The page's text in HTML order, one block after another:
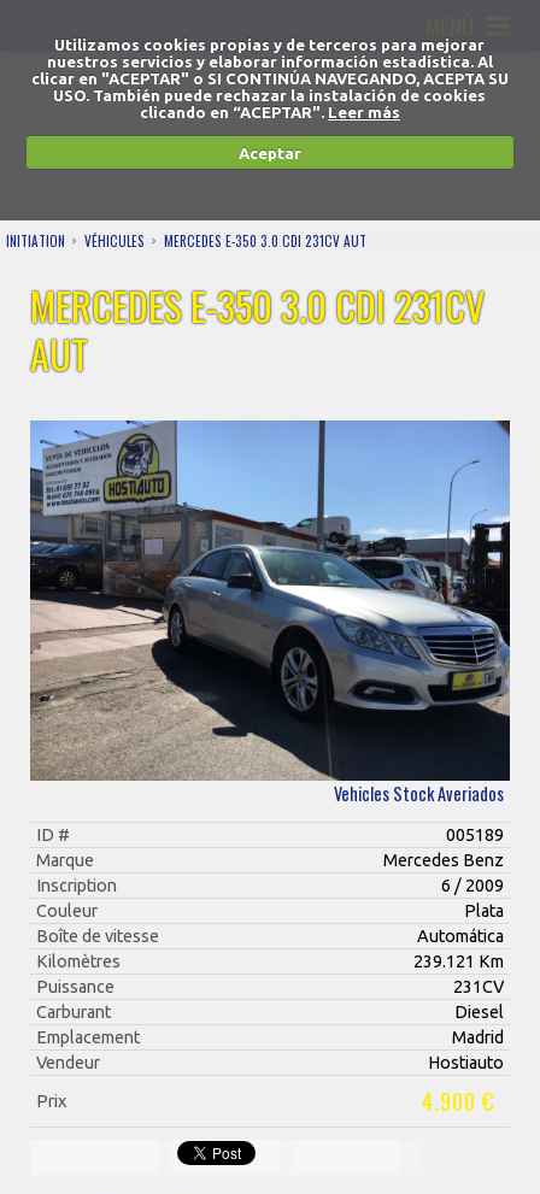
Utilizamos cookies propias y de terceros para mejorar
nuestros servicios y elaborar información estadística. Al
clicar en "ACEPTAR" o SI CONTINÚA NAVEGANDO, ACEPTA SU
USO. También puede rechazar la instalación de cookies
clicando en “ACEPTAR". Leer más
Aceptar
INITIATION VÉHICULES MERCEDES E-350 3.0 CDI 231CV AUT
MERCEDES E-350 3.0 CDI 231CV
AUT
Vehicles Stock Averiados
ID #
005189
Marque
Mercedes Benz
Inscription
6 / 2009
Couleur
Plata
Boîte de vitesse
Automática
Kilomètres
239.121 Km
Puissance
231CV
Carburant
Diesel
Emplacement
Madrid
Vendeur
Hostiauto
Prix
4.900 €